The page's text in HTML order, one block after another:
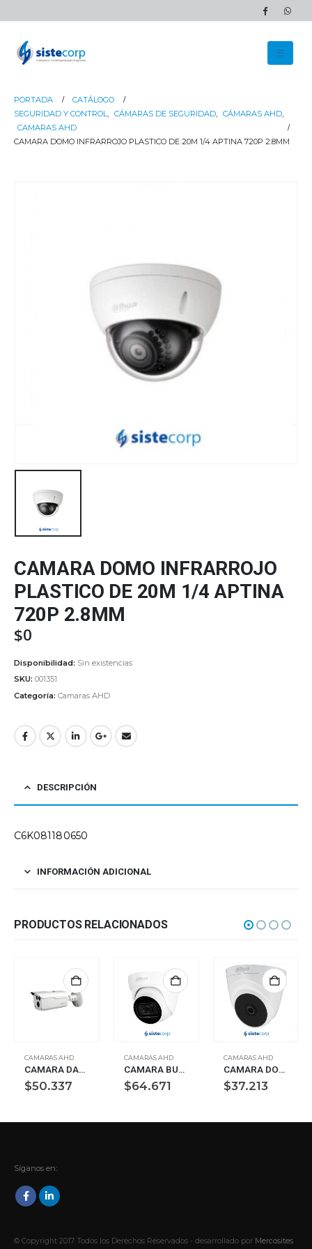
PORTADA
CATÁLOGO
SEGURIDAD Y CONTROL, CÁMARAS DE SEGURIDAD, CÁMARAS AHD,
CAMARAS AHD
CAMARA DOMO INFRARROJO PLASTICO DE 20M 1/4 APTINA 720P 2.8MM
CAMARA DOMO INFRARROJO
PLASTICO DE 20M 1/4 APTINA
720P 2.8MM
$0
Disponibilidad: Sin existencias
SKU: 001351
Categoría: Camaras AHD
DESCRIPCIÓN
C6K081180650
INFORMACIÓN ADICIONAL
PRODUCTOS RELACIONADOS
CAMARAS AHD
CAMARA DAHUA BULLET 2MP LENTE 3.6MM IR80MTS IP67METAL (DH-HAC-HFW1200DP-0360B)
$50.337
CAMARAS AHD
CAMARA BULLET 5EN1 2MPX FULL COLOR MIC INCORPORADO LED 40M DAHUA (HAC-HDW1200TLP-A-0360B-S5)
$64.671
CAMARAS AHD
CAMARA DOMO 5EN1 2MPX FULL LED 20M DAHUA (HAC-T1A51P-0280B-S2)
$37.213
Síganos en:
© Copyright 2017. Todos los Derechos Reservados - desarrollado por Mercosites